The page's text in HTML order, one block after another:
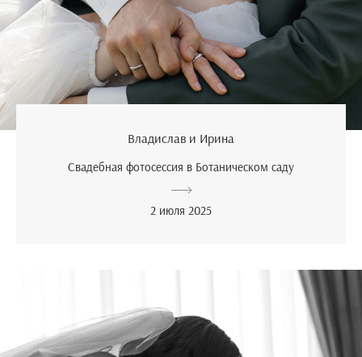
Владислав и Ирина
Свадебная фотосессия в Ботаническом саду
2 июля 2025